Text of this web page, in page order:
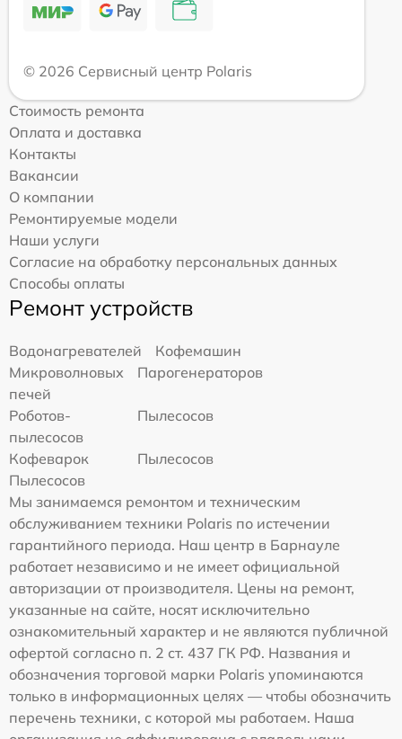
© 2026 Сервисный центр Polaris
Стоимость ремонта
Оплата и доставка
Контакты
Вакансии
О компании
Ремонтируемые модели
Наши услуги
Согласие на обработку персональных данных
Способы оплаты
Ремонт устройств
Водонагревателей
Кофемашин
Микроволновых
печей
Парогенераторов
Роботов-
пылесосов
Пылесосов
Кофеварок
Пылесосов
Пылесосов
Мы занимаемся ремонтом и техническим
обслуживанием техники Polaris по истечении
гарантийного периода. Наш центр в Барнауле
работает независимо и не имеет официальной
авторизации от производителя. Цены на ремонт,
указанные на сайте, носят исключительно
ознакомительный характер и не являются публичной
офертой согласно п. 2 ст. 437 ГК РФ. Названия и
обозначения торговой марки Polaris упоминаются
только в информационных целях — чтобы обозначить
перечень техники, с которой мы работаем. Наша